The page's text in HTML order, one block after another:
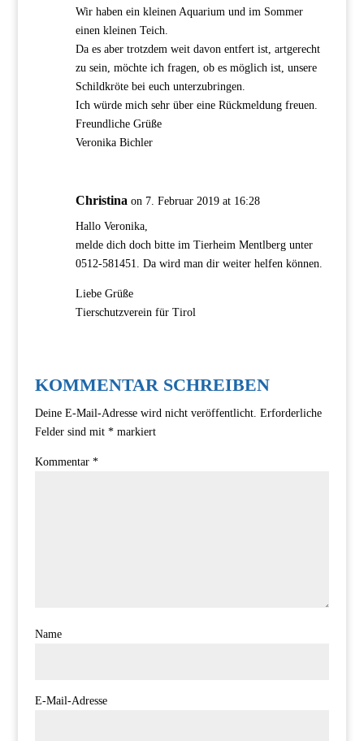
Wir haben ein kleinen Aquarium und im Sommer
einen kleinen Teich.
Da es aber trotzdem weit davon entfert ist, artgerecht
zu sein, möchte ich fragen, ob es möglich ist, unsere
Schildkröte bei euch unterzubringen.
Ich würde mich sehr über eine Rückmeldung freuen.
Freundliche Grüße
Veronika Bichler
Christina on 7. Februar 2019 at 16:28
Hallo Veronika,
melde dich doch bitte im Tierheim Mentlberg unter
0512-581451. Da wird man dir weiter helfen können.
Liebe Grüße
Tierschutzverein für Tirol
KOMMENTAR SCHREIBEN
Deine E-Mail-Adresse wird nicht veröffentlicht. Erforderliche
Felder sind mit *markiert
Kommentar *
Name
E-Mail-Adresse